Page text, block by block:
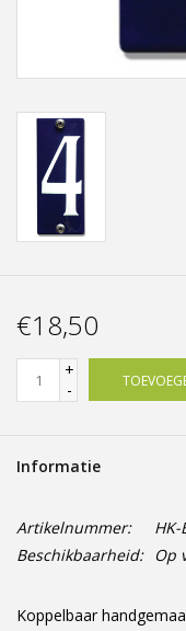
gesneden
Portfolio
kleuren en lettertypes
€18,50
+
-
Informatie
Artikelnummer:
HK-
Beschikbaarheid: Op
Koppelbaar